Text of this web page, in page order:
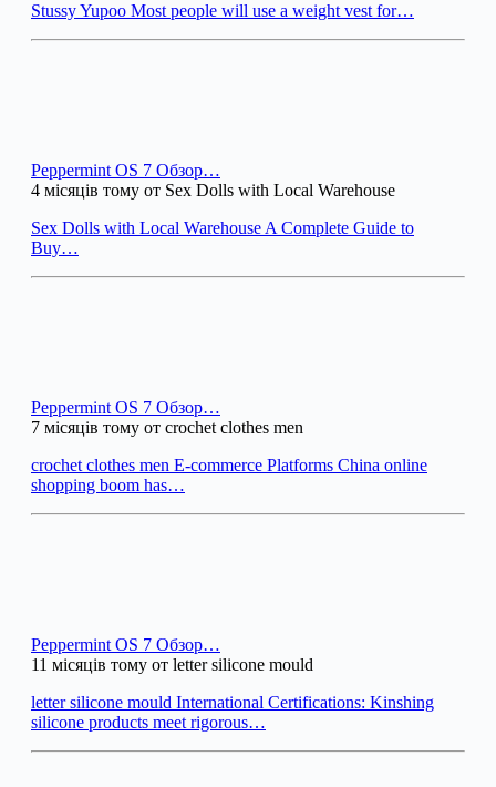
Stussy Yupoo Most people will use a weight vest for…
Peppermint OS 7 Обзор…
4 місяців тому от Sex Dolls with Local Warehouse
Sex Dolls with Local Warehouse A Complete Guide to
Buy…
Peppermint OS 7 Обзор…
7 місяців тому от crochet clothes men
crochet clothes men E-commerce Platforms China online
shopping boom has…
Peppermint OS 7 Обзор…
11 місяців тому от letter silicone mould
letter silicone mould International Certifications: Kinshing
silicone products meet rigorous…